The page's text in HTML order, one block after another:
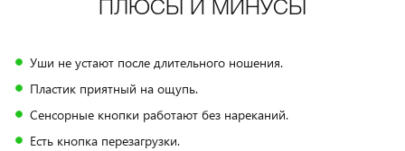
ПЛЮСЫ И МИНУСЫ
Уши не устают после длительного ношения.
Пластик приятный на ощупь.
Сенсорные кнопки работают без нареканий.
Есть кнопка перезагрузки.